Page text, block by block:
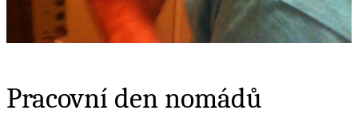
Pracovní den nomádů